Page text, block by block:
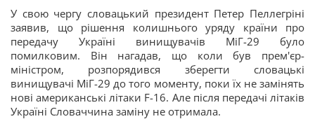
У свою чергу словацький президент Петер Пеллегріні
заявив, що рішення колишнього уряду країни про
передачу Україні винищувачів МіГ-29 було
помилковим. Він нагадав, що коли був прем'єр-
міністром, розпорядився зберегти словацькі
винищувачі МіГ-29 до того моменту, поки їх не замінять
нові американські літаки F-16. Але після передачі літаків
Україні Словаччина заміну не отримала.